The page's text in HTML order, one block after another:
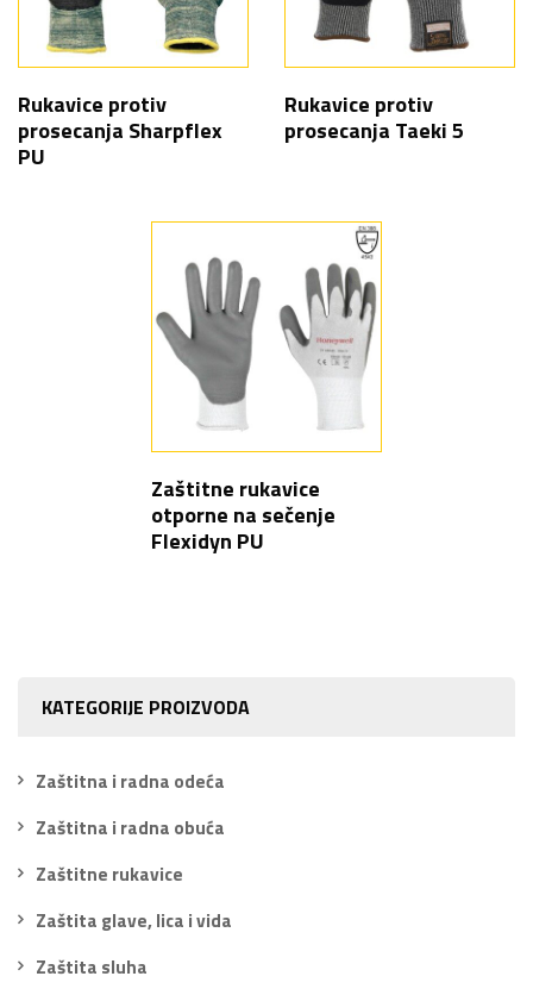
KATEGORIJE PROIZVODA
Zaštitna i radna odeća
Zaštitna i radna obuća
Zaštitne rukavice
Zaštita glave, lica i vida
Zaštita sluha
Rukavice protiv
prosecanja Sharpflex
PU
Rukavice protiv
prosecanja Taeki 5
Zaštitne rukavice
otporne na sečenje
Flexidyn PU